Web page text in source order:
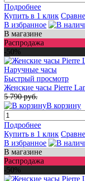
Подробнее
Купить в 1 клик
В избранное
В магазине
Распродажа
-50%
Быстрый просмотр
Женские часы Pierre
5 790 руб.
В корзину
Подробнее
Купить в 1 клик
В избранное
В магазине
Распродажа
-50%